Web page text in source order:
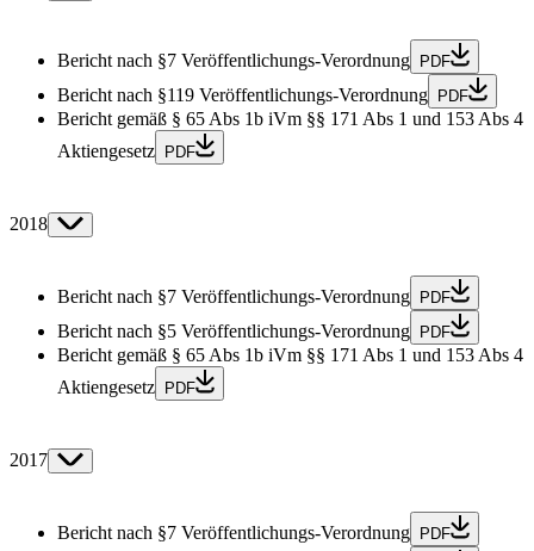
Bericht nach §7 Veröffentlichungs-Verordnung PDF
Bericht nach §119 Veröffentlichungs-Verordnung PDF
Bericht gemäß § 65 Abs 1b iVm §§ 171 Abs 1 und 153 Abs 4
Aktiengesetz
PDF
2018
Bericht nach §7 Veröffentlichungs-Verordnung PDF
Bericht nach §5 Veröffentlichungs-Verordnung PDF
Bericht gemäß § 65 Abs 1b iVm §§ 171 Abs 1 und 153 Abs 4
Aktiengesetz
PDF
2017
Bericht nach §7 Veröffentlichungs-Verordnung PDF